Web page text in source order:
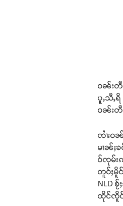
ဝၼ်းတီ
ပူႇသီႇ
ဝၼ်းတီ
ၸၢႆးဝ
မၢၼ်ႈ
ဝ်ၸုမ်း
တူဝ်ႈမိူ
NLD
ထိုင်ၸိူင်